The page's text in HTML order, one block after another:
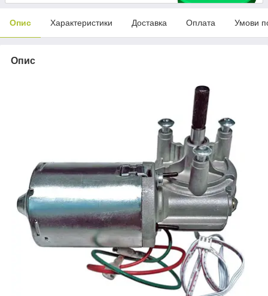
Опис Характеристики Доставка Оплата Умови
Опис